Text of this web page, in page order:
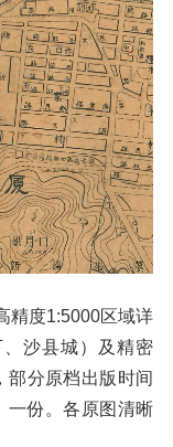
精度1:5000区域详
沙县城）及精密
部分原档出版时间
一份。各原图清晰